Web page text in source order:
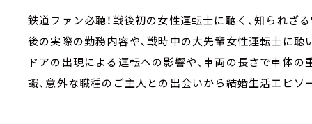
鉄道ファン必聴！戦後初の女性運転士に聴く、知られざ
後の実際の勤務内容や、戦時中の大先輩女性運転士に
ドアの出現による運転への影響や、車両の長さで車体
識、意外な職種のご主人との出会いから結婚生活エピソ